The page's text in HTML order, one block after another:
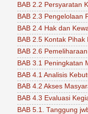
BAB 2.2 Persyaratan
BAB 2.3 Pengelolaan
BAB 2.4 Hak dan
BAB 2.5 Kontak Pihak
BAB 2.6
BAB 3.1 Peningkatan
BAB 4.1 Analisis
BAB 4.2 Akses
BAB 4.3 Evaluasi
BAB 5.1. Tanggung